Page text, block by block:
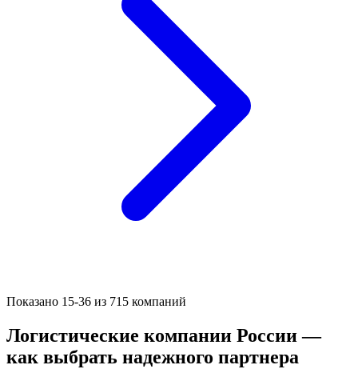
Показано 15-36 из 715 компаний
Логистические компании России —
как выбрать надежного партнера